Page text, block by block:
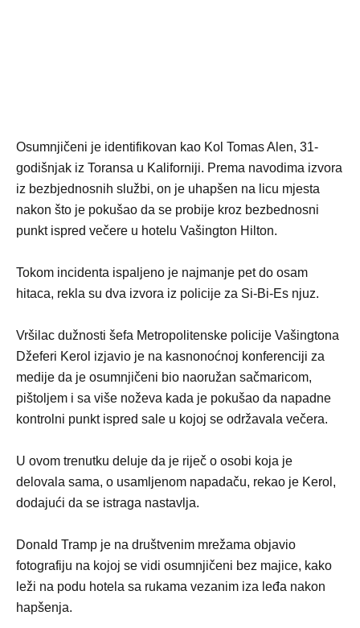
Osumnjičeni je identifikovan kao Kol Tomas Alen, 31-
godišnjak iz Toransa u Kaliforniji. Prema navodima izvora
iz bezbjednosnih službi, on je uhapšen na licu mjesta
nakon što je pokušao da se probije kroz bezbednosni
punkt ispred večere u hotelu Vašington Hilton.
Tokom incidenta ispaljeno je najmanje pet do osam
hitaca, rekla su dva izvora iz policije za Si-Bi-Es njuz.
Vršilac dužnosti šefa Metropolitenske policije Vašingtona
Džeferi Kerol izjavio je na kasnonoćnoj konferenciji za
medije da je osumnjičeni bio naoružan sačmaricom,
pištoljem i sa više noževa kada je pokušao da napadne
kontrolni punkt ispred sale u kojoj se održavala večera.
U ovom trenutku deluje da je riječ o osobi koja je
delovala sama, o usamljenom napadaču, rekao je Kerol,
dodajući da se istraga nastavlja.
Donald Tramp je na društvenim mrežama objavio
fotografiju na kojoj se vidi osumnjičeni bez majice, kako
leži na podu hotela sa rukama vezanim iza leđa nakon
hapšenja.